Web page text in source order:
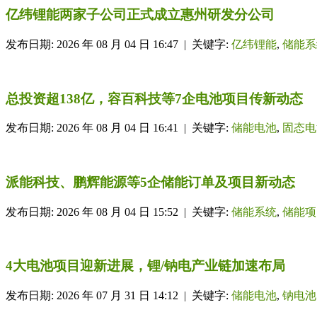
亿纬锂能两家子公司正式成立惠州研发分公司
发布日期: 2026 年 08 月 04 日 16:47 | 关键字: 亿纬锂能, 储能
总投资超138亿，容百科技等7企电池项目传新动态
发布日期: 2026 年 08 月 04 日 16:41 | 关键字: 储能电池, 固态
派能科技、鹏辉能源等5企储能订单及项目新动态
发布日期: 2026 年 08 月 04 日 15:52 | 关键字: 储能系统, 储能项
4大电池项目迎新进展，锂/钠电产业链加速布局
发布日期: 2026 年 07 月 31 日 14:12 | 关键字: 储能电池, 钠电池